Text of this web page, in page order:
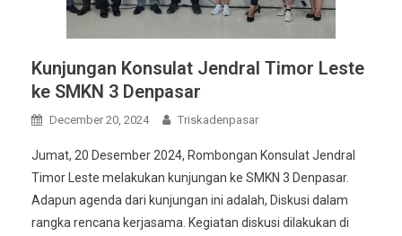
Kunjungan Konsulat Jendral Timor Leste
ke SMKN 3 Denpasar
December 20, 2024 Triskadenpasar
Jumat, 20 Desember 2024, Rombongan Konsulat Jendral
Timor Leste melakukan kunjungan ke SMKN 3 Denpasar.
Adapun agenda dari kunjungan ini adalah, Diskusi dalam
rangka rencana kerjasama. Kegiatan diskusi dilakukan di